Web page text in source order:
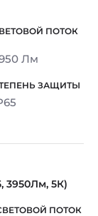
Лм
3950Лм, 5К)